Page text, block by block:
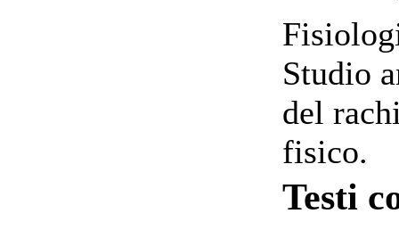
Studio
del
fisico.
Testi